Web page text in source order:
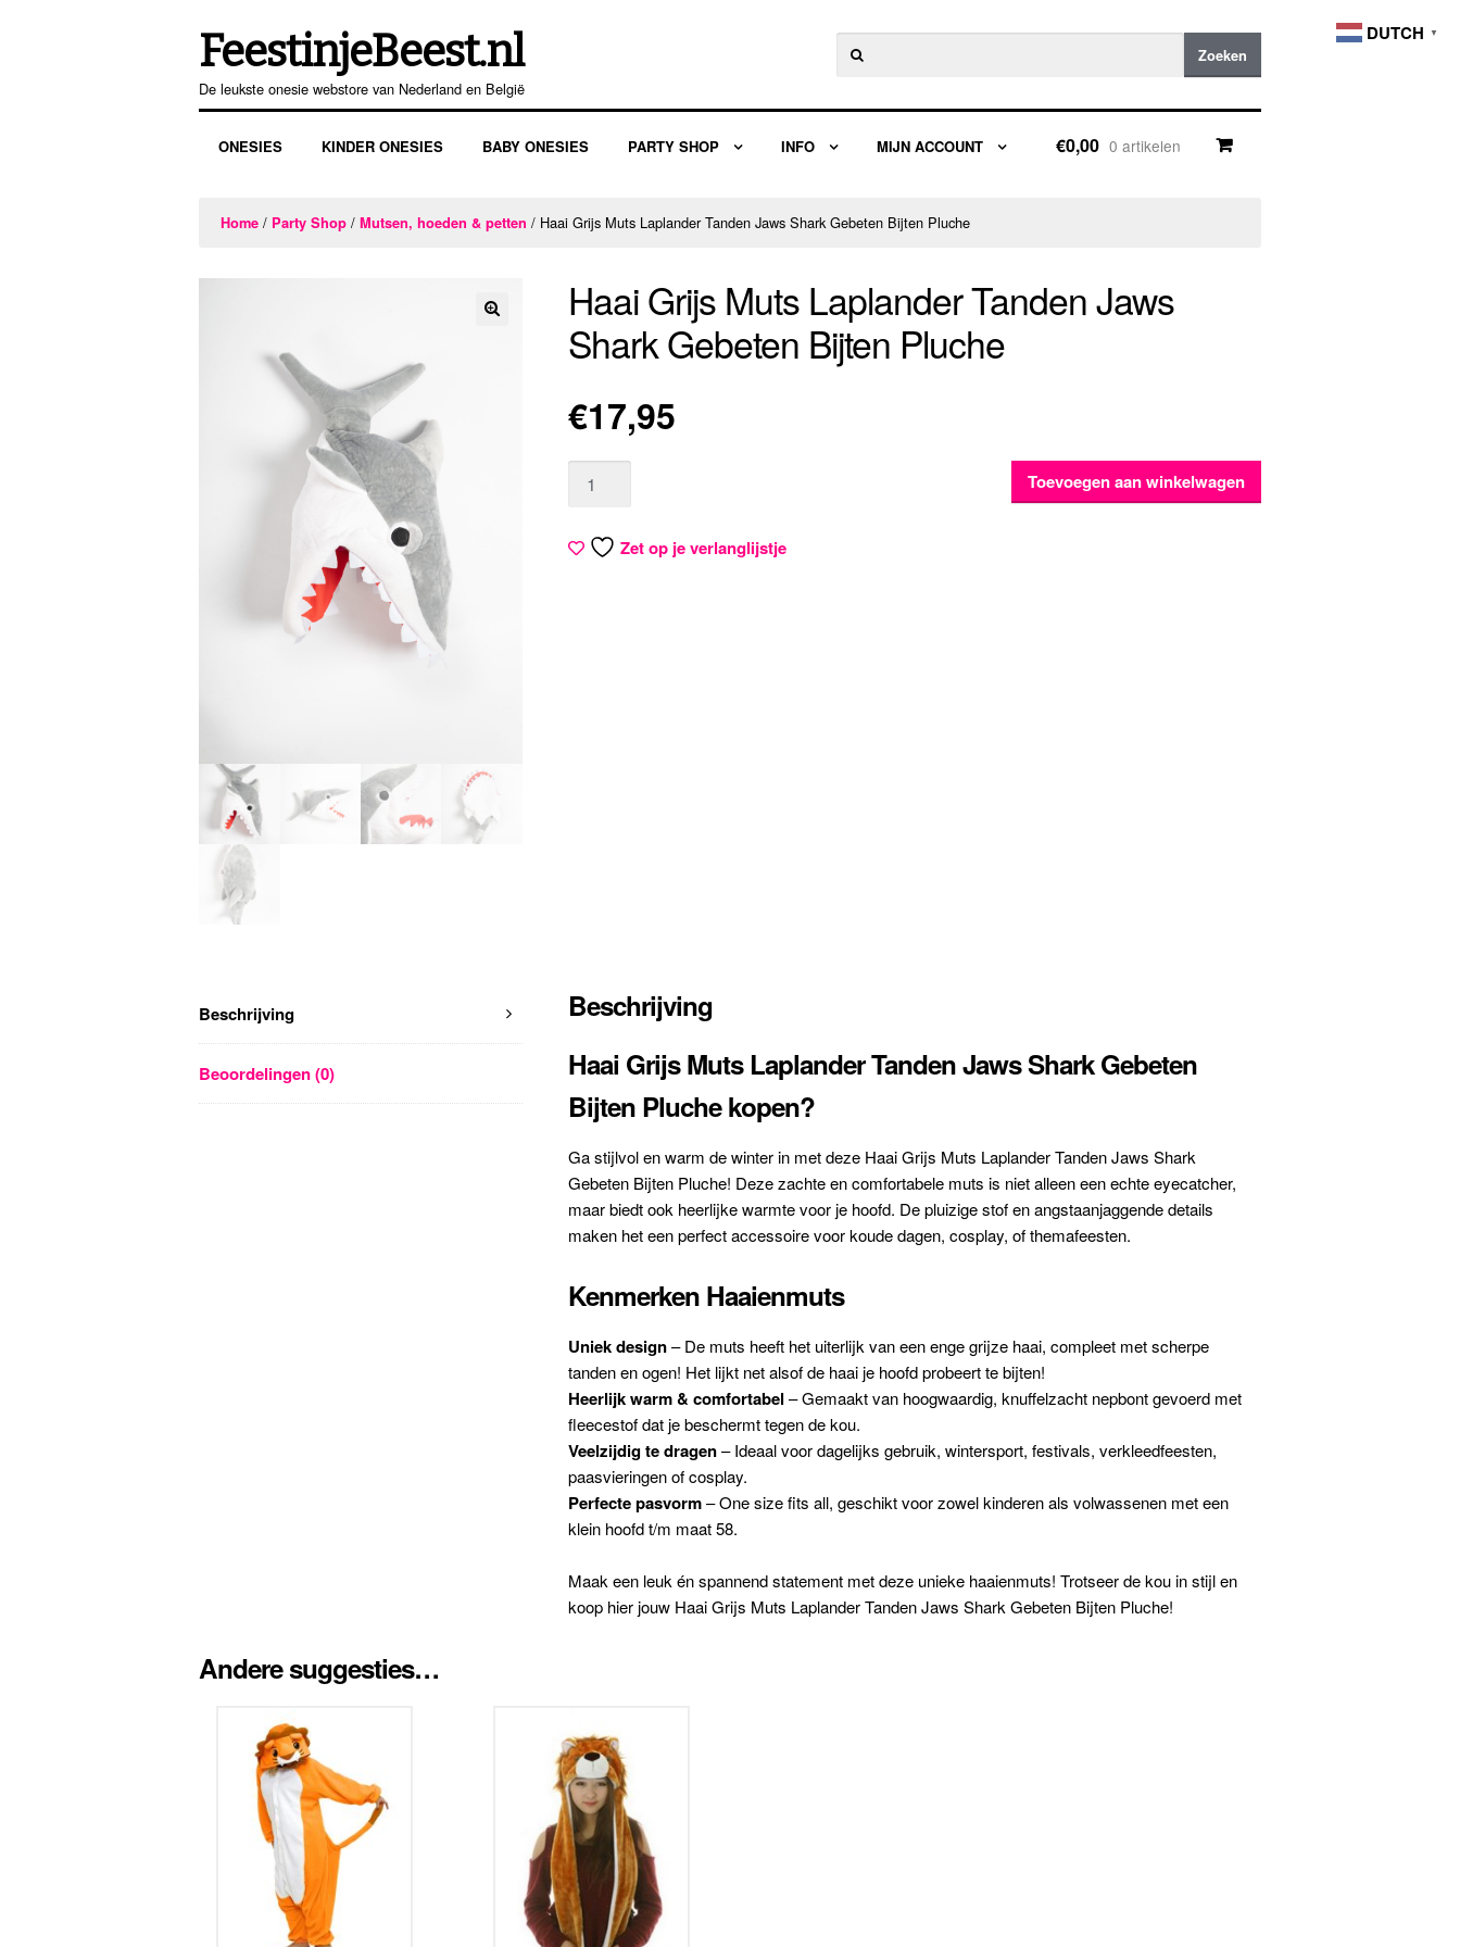
Ga
door
naar
Ga
direct
naar
inhoud
FeestinjeBeest.nl
De leukste onesie webstore van Nederland en België
naar:
Zoeken
ONESIES KINDER ONESIES BABY ONESIES PARTY SHOP INFO MIJN ACCOUNT €0,00 0 artikelen
Home / Party Shop /Mutsen, hoeden & petten / Haai Grijs Muts Laplander Tanden Jaws Shark Gebeten Bijten Pluche
Haai Grijs Muts Laplander Tanden Jaws
Shark Gebeten Bijten Pluche
€17,95
Toevoegen aan winkelwagen
Zet op je verlanglijstje
Beschrijving
Beoordelingen (0)
Beschrijving
Haai Grijs Muts Laplander Tanden Jaws Shark Gebeten
Bijten Pluche kopen?
Ga stijlvol en warm de winter in met deze Haai Grijs Muts Laplander Tanden Jaws Shark
Gebeten Bijten Pluche! Deze zachte en comfortabele muts is niet alleen een echte eyecatcher,
maar biedt ook heerlijke warmte voor je hoofd. De pluizige stof en angstaanjaggende details
maken het een perfect accessoire voor koude dagen, cosplay, of themafeesten.
Kenmerken Haaienmuts
Uniek design– De muts heeft het uiterlijk van een enge grijze haai, compleet met scherpe
tanden en ogen! Het lijkt net alsof de haai je hoofd probeert te bijten!
Heerlijk warm & comfortabel – Gemaakt van hoogwaardig, knuffelzacht nepbont gevoerd met
fleecestof dat je beschermt tegen de kou.
Veelzijdig te dragen– Ideaal voor dagelijks gebruik, wintersport, festivals, verkleedfeesten,
paasvieringen of cosplay.
Perfecte pasvorm– One size fits all, geschikt voor zowel kinderen als volwassenen met een
klein hoofd t/m maat 58.
Maak een leuk én spannend statement met deze unieke haaienmuts! Trotseer de kou in stijl en
koop hier jouw Haai Grijs Muts Laplander Tanden Jaws Shark Gebeten Bijten Pluche!
Andere suggesties…
DUTCH ▼